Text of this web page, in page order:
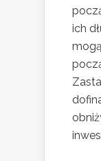
ich